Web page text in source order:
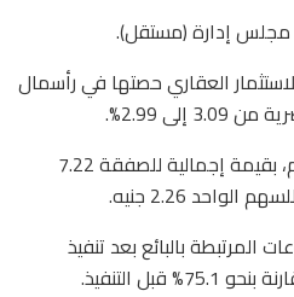
إدارة (مستقل).
العقاري حصتها في رأسمال
2.99%.
وباعت الشركة 3.2 مليون سهم، بقيمة إجمالية للصفقة 7.22
2.26 جنيه.
بالبائع بعد تنفيذ